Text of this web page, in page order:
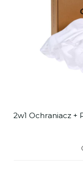
2w1 Ochraniacz +